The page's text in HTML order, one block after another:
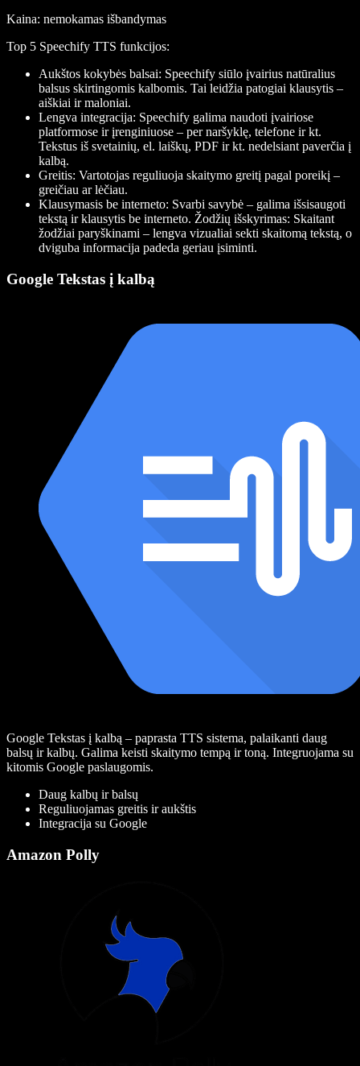
Kaina: nemokamas išbandymas
Top 5 Speechify TTS funkcijos:
Aukštos kokybės balsai: Speechify siūlo įvairius natūralius
balsus skirtingomis kalbomis. Tai leidžia patogiai klausytis –
aiškiai ir maloniai.
Lengva integracija: Speechify galima naudoti įvairiose
platformose ir įrenginiuose – per naršyklę, telefone ir kt.
Tekstus iš svetainių, el. laiškų, PDF ir kt. nedelsiant paverčia į
kalbą.
Greitis: Vartotojas reguliuoja skaitymo greitį pagal poreikį –
greičiau ar lėčiau.
Klausymasis be interneto: Svarbi savybė – galima išsisaugoti
tekstą ir klausytis be interneto. Žodžių išskyrimas: Skaitant
žodžiai paryškinami – lengva vizualiai sekti skaitomą tekstą, o
dviguba informacija padeda geriau įsiminti.
Google Tekstas į kalbą
Google Tekstas į kalbą – paprasta TTS sistema, palaikanti daug
balsų ir kalbų. Galima keisti skaitymo tempą ir toną. Integruojama su
kitomis Google paslaugomis.
Daug kalbų ir balsų
Reguliuojamas greitis ir aukštis
Integracija su Google
Amazon Polly